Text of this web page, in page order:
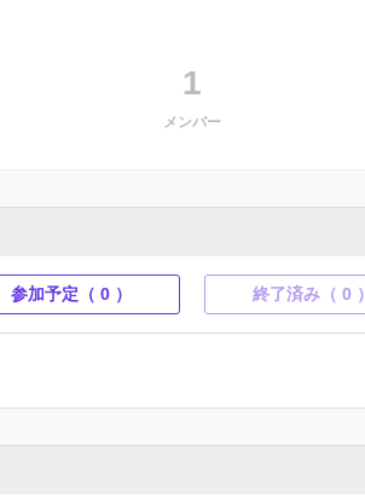
1
メンバー
参加予定（ 0 ） 終了済み（ 0 ）